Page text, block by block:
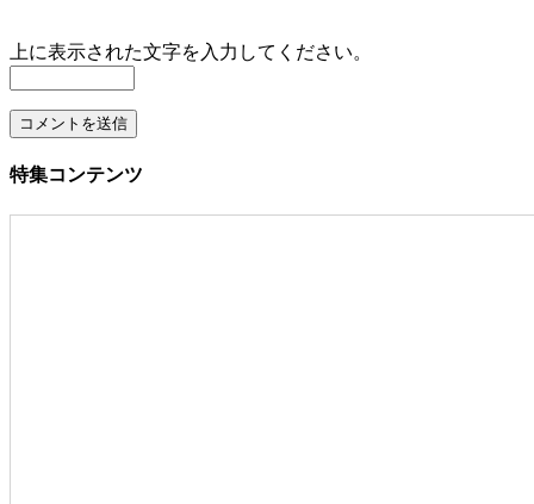
上に表示された文字を入力してください。
特集コンテンツ